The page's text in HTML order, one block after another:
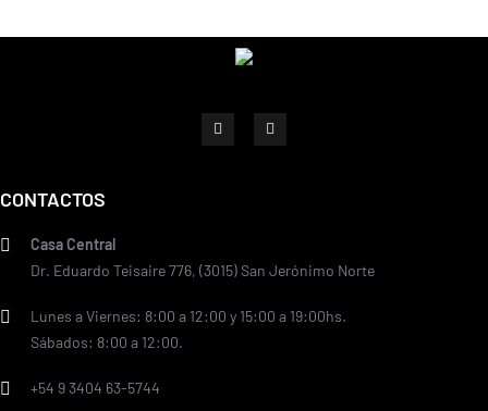
CONTACTOS
Casa Central
Dr. Eduardo Teisaire 776, (3015) San Jerónimo Norte
Lunes a Viernes: 8:00 a 12:00 y 15:00 a 19:00hs.
Sábados: 8:00 a 12:00.
+54 9 3404 63-5744